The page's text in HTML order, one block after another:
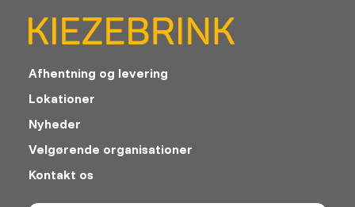
Afhentning og levering
Lokationer
Nyheder
Velgørende organisationer
Kontakt os